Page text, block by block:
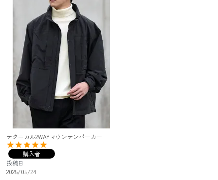
テクニカル2WAYマウンテンパーカー
購入者
投稿日
2025/05/24